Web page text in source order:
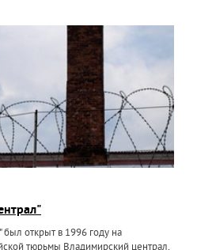
открыт в 1996 году на